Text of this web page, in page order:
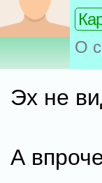
О
Эх не
А